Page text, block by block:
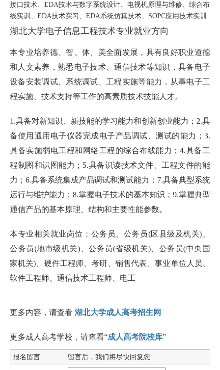
接口技术、EDA技术与数字系统设计、电视机原理与维修、综合布
线实训、EDA技术实习、EDA系统仿真技术、SOPC应用技术实训
湖北大学电子信息工程技术专业就业方向
本专业培养德、智、体、美全面发展，具有良好职业道德
和人文素养，熟悉电子技术、通信技术等知识，具备电子
设备安装调试、系统调试、工程实施等能力，从事电子工
程实施、技术支持等工作的高素质技术技能人才。
1.具备对新知识、新技能的学习能力和创新创业能力；2.具
备使用通用电子仪器完成电子产品调试、测试的能力；3.
具备实施弱电工程和网络工程的综合布线能力；4.具备工
程制图和识图能力；5.具备识读技术文件、工程文件的能
力；6.具备系统集成产品调试和测试能力；7.具备典型系统
运行与维护能力；8.掌握电子技术的基本知识；9.掌握典型
通信产品的基本原理、结构和主要性能参数。
本专业相关就业岗位：公务员、公务员(区县级及机关)、
公务员(地市级机关)、公务员(省级机关)、公务员(中央国
家机关)、硬件工程师、考研、销售代表、事业单位人员、
软件工程师、通信技术工程师、电工
更多内容，请查看 湖北大学成人高考招生网
更多成人高考学校，请查看“成人高考院校库”
报名留言 留言后，我们将尽快回复您